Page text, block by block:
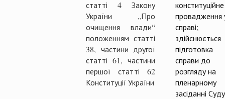
статті 4 Закону
України „Про
очищення влади“
положенням статті
38, частини другої
статті 61, частини
першої статті 62
Конституції України
конституційне
провадження
справі;
здійснюється
підготовка
справи до
розгляду на
пленарному
засіданні Суду